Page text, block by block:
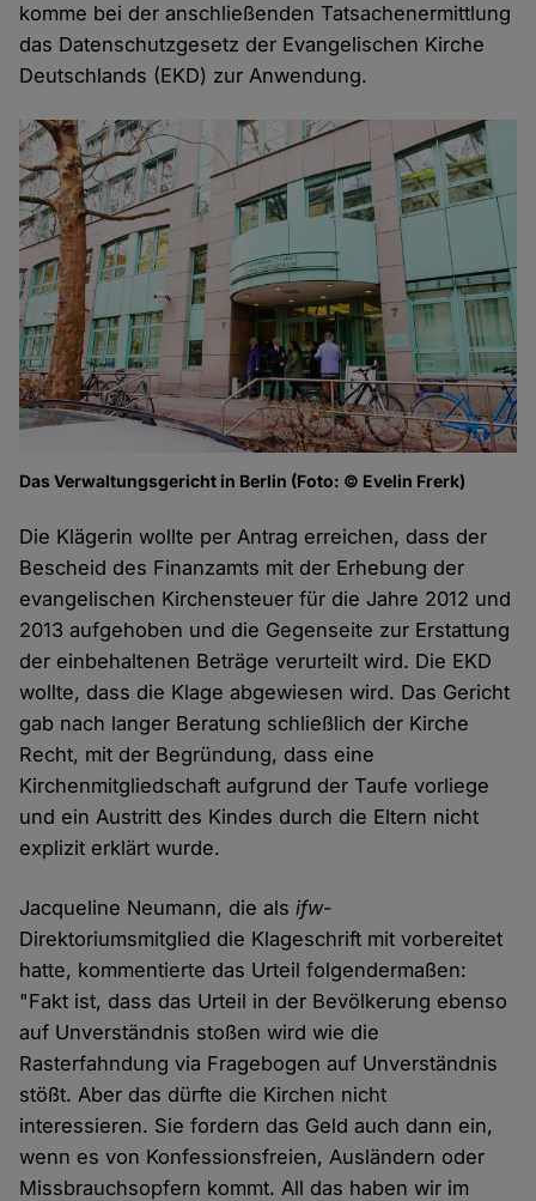
komme bei der anschließenden Tatsachenermittlung
das Datenschutzgesetz der Evangelischen Kirche
Deutschlands (EKD) zur Anwendung.
Das Verwaltungsgericht in Berlin (Foto: © Evelin Frerk)
Die Klägerin wollte per Antrag erreichen, dass der
Bescheid des Finanzamts mit der Erhebung der
evangelischen Kirchensteuer für die Jahre 2012 und
2013 aufgehoben und die Gegenseite zur Erstattung
der einbehaltenen Beträge verurteilt wird. Die EKD
wollte, dass die Klage abgewiesen wird. Das Gericht
gab nach langer Beratung schließlich der Kirche
Recht, mit der Begründung, dass eine
Kirchenmitgliedschaft aufgrund der Taufe vorliege
und ein Austritt des Kindes durch die Eltern nicht
explizit erklärt wurde.
Jacqueline Neumann, die alsifw-
Direktoriumsmitglied die Klageschrift mit vorbereitet
hatte, kommentierte das Urteil folgendermaßen:
"Fakt ist, dass das Urteil in der Bevölkerung ebenso
auf Unverständnis stoßen wird wie die
Rasterfahndung via Fragebogen auf Unverständnis
stößt. Aber das dürfte die Kirchen nicht
interessieren. Sie fordern das Geld auch dann ein,
wenn es von Konfessionsfreien, Ausländern oder
Missbrauchsopfern kommt. All das haben wir im